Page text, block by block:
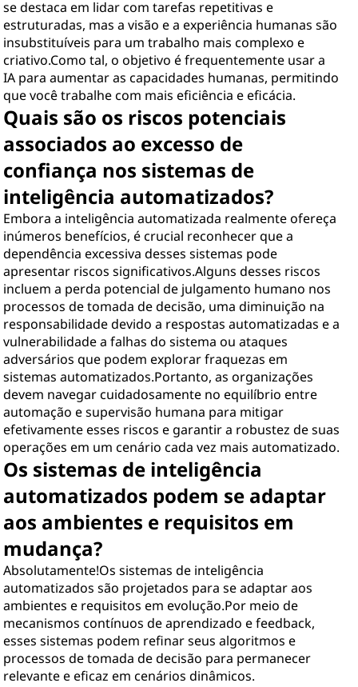
se destaca em lidar com tarefas repetitivas e
estruturadas, mas a visão e a experiência humanas são
insubstituíveis para um trabalho mais complexo e
criativo.Como tal, o objetivo é frequentemente usar a
IA para aumentar as capacidades humanas, permitindo
que você trabalhe com mais eficiência e eficácia.
Quais são os riscos potenciais
associados ao excesso de
confiança nos sistemas de
inteligência automatizados?
Embora a inteligência automatizada realmente ofereça
inúmeros benefícios, é crucial reconhecer que a
dependência excessiva desses sistemas pode
apresentar riscos significativos.Alguns desses riscos
incluem a perda potencial de julgamento humano nos
processos de tomada de decisão, uma diminuição na
responsabilidade devido a respostas automatizadas e a
vulnerabilidade a falhas do sistema ou ataques
adversários que podem explorar fraquezas em
sistemas automatizados.Portanto, as organizações
devem navegar cuidadosamente no equilíbrio entre
automação e supervisão humana para mitigar
efetivamente esses riscos e garantir a robustez de suas
operações em um cenário cada vez mais automatizado.
Os sistemas de inteligência
automatizados podem se adaptar
aos ambientes e requisitos em
mudança?
Absolutamente!Os sistemas de inteligência
automatizados são projetados para se adaptar aos
ambientes e requisitos em evolução.Por meio de
mecanismos contínuos de aprendizado e feedback,
esses sistemas podem refinar seus algoritmos e
processos de tomada de decisão para permanecer
relevante e eficaz em cenários dinâmicos.